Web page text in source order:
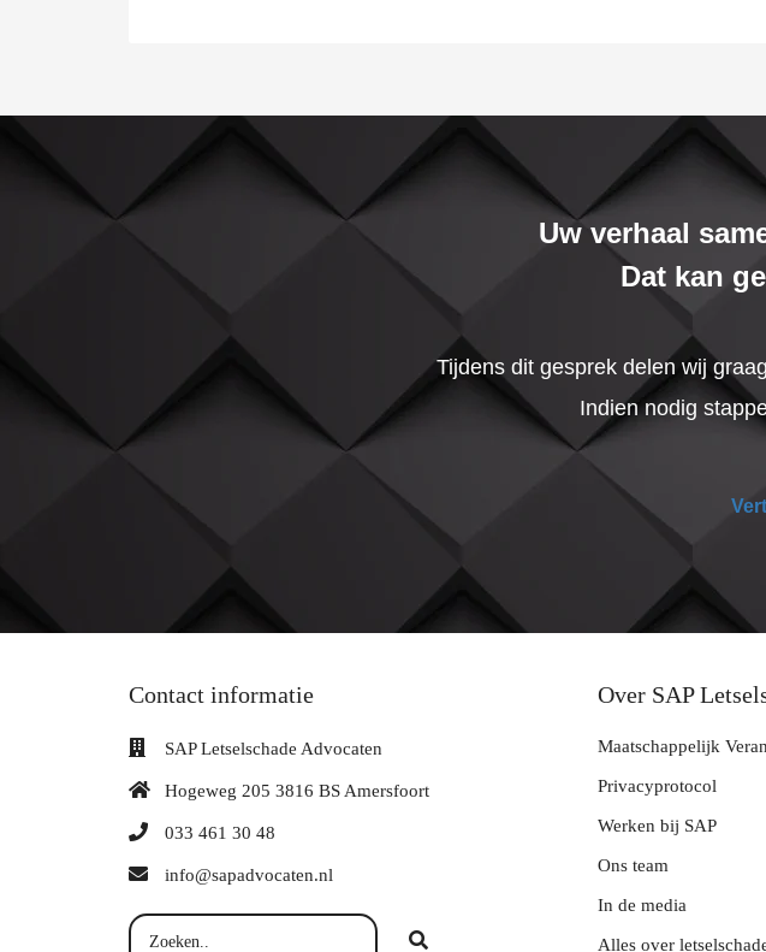
Uw verhaal
Dat kan
Tijdens dit gesprek delen wij
Indien nodig
Contact informatie
SAP Letselschade Advocaten
Hogeweg 205 3816 BS Amersfoort
033 461 30 48
info@sapadvocaten.nl
Over SAP
Maatschappelijk
Privacyprotocol
Werken bij SAP
Ons team
In de media
Alles over